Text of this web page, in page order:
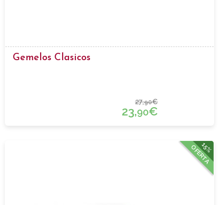
Gemelos Clasicos
27,90€
23,90€
15%
OFERTA